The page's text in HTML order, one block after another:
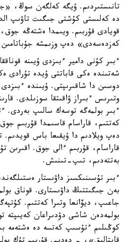
تانىستىردىم. ۇيگە كەلگەن سوڭ،
دە كەلىستى كۇشتى جىگىت تاۋىپ
قويادى قۇربىم. ويىمدا ەشتەڭە
كەزدەسەدى» دەپ وزىمشە
ءبىر كۇنى دامير ءبىزدى ۇيىنە
شەتىندە ەكى قاباتتى ۇيدە
دوسىن دا شاقىرىپتى. ۇيىندە
وتىرىس ءبىراز ۋاقىتقا سوزىلدى.
ءبىر بولمەگە توسەك سالىپ بەردى.
كەتتىم، قاراسام قاسىمدا قۇربىم
دەپ ويلادىم دا ۇيقىعا باس قويدىم.
قاراسام، قۇربىم ءالى جوق. اقىرىن
بەتتەدىم، تىپ-تىنىش.
ءبىر تۇسىنىكسىز داۋىستار
بەن جىگىتتىڭ داۋىستارى. قوناق
جاعىپ، ديۆانعا وتىرا كەتتىم.
بولمەدەن شاشى دۋدىراعان كەيىپتە
كوڭىلىم ءتۇسىپ كەتسە دە ەشتەمە